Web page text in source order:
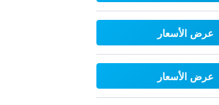
عرض الأسعار
عرض الأسعار